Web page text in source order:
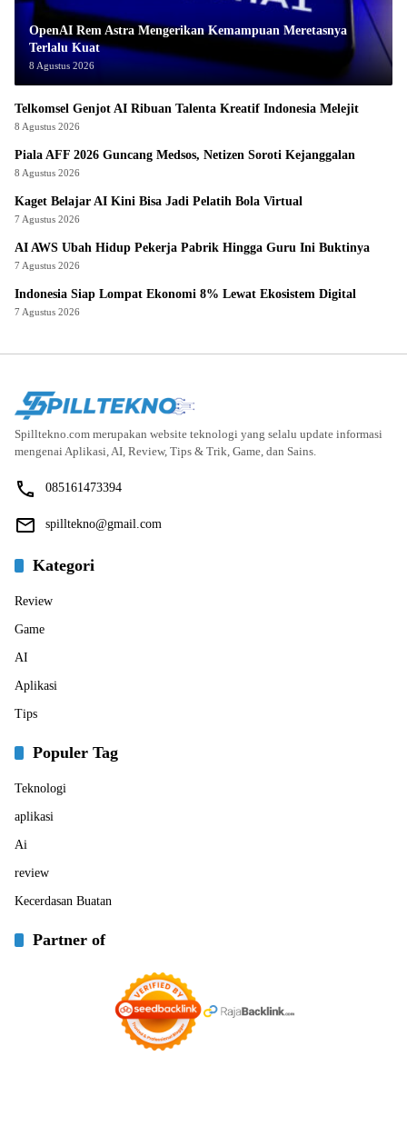
OpenAI Rem Astra Mengerikan Kemampuan Meretasnya
Terlalu Kuat
8 Agustus 2026
Telkomsel Genjot AI Ribuan Talenta Kreatif Indonesia Melejit
8 Agustus 2026
Piala AFF 2026 Guncang Medsos, Netizen Soroti Kejanggalan
8 Agustus 2026
Kaget Belajar AI Kini Bisa Jadi Pelatih Bola Virtual
7 Agustus 2026
AI AWS Ubah Hidup Pekerja Pabrik Hingga Guru Ini Buktinya
7 Agustus 2026
Indonesia Siap Lompat Ekonomi 8% Lewat Ekosistem Digital
7 Agustus 2026
Spilltekno.com merupakan website teknologi yang selalu update informasi
mengenai Aplikasi, AI, Review, Tips & Trik, Game, dan Sains.
085161473394
spilltekno@gmail.com
Kategori
Review
Game
AI
Aplikasi
Tips
Populer Tag
Teknologi
aplikasi
Ai
review
Kecerdasan Buatan
Partner of